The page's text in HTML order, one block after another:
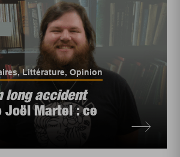
,Littérature,Opinion
long accident
Joël Martel : ce